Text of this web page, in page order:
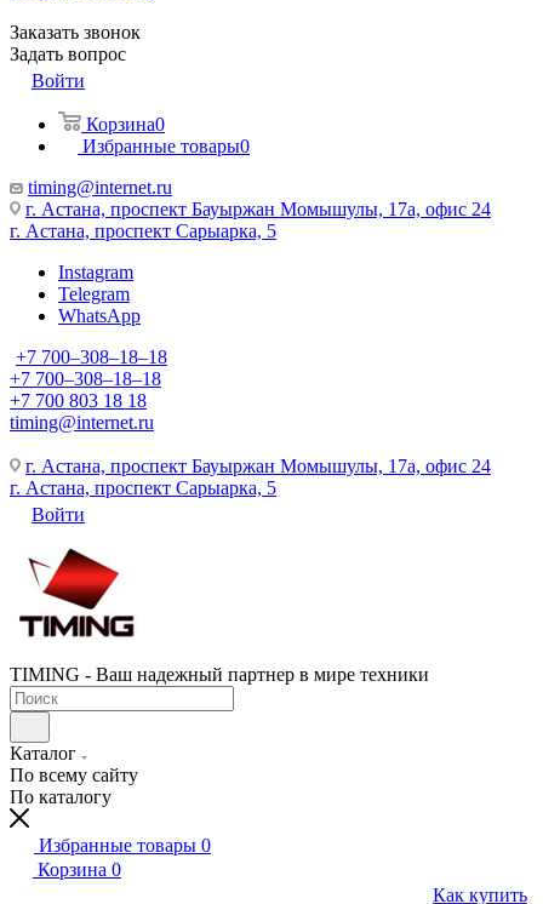
Заказать звонок
Задать вопрос
Войти
Корзина0
Избранные товары0
timing@internet.ru
г. Астана, проспект Бауыржан Момышулы, 17а, офис 24
г. Астана, проспект Сарыарка, 5
Instagram
Telegram
WhatsApp
+7 700‒308‒18‒18
+7 700‒308‒18‒18
+7 700 803 18 18
timing@internet.ru
г. Астана, проспект Бауыржан Момышулы, 17а, офис 24
г. Астана, проспект Сарыарка, 5
Войти
TIMING - Ваш надежный партнер в мире техники
Каталог
По всему сайту
По каталогу
Избранные товары 0
Корзина 0
Как купить